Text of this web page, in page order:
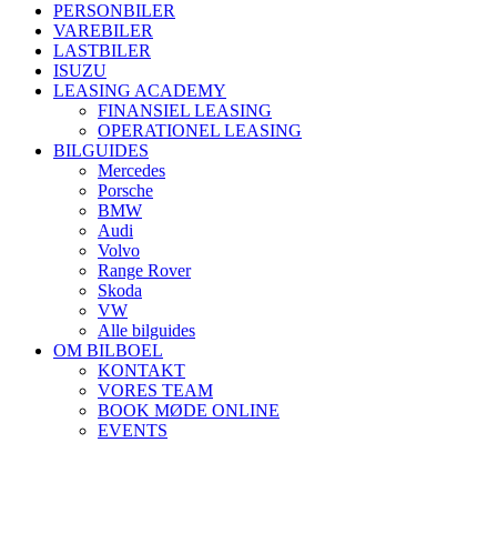
PERSONBILER
VAREBILER
LASTBILER
ISUZU
LEASING ACADEMY
FINANSIEL LEASING
OPERATIONEL LEASING
BILGUIDES
Mercedes
Porsche
BMW
Audi
Volvo
Range Rover
Skoda
VW
Alle bilguides
OM BILBOEL
KONTAKT
VORES TEAM
BOOK MØDE ONLINE
EVENTS